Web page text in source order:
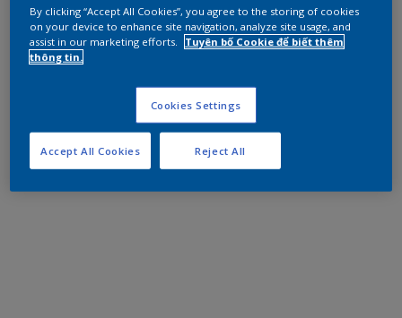
By clicking “Accept All Cookies”, you agree to the storing of cookies
on your device to enhance site navigation, analyze site usage, and
assist in our marketing efforts.
Tuyên bố Cookie để biết thêm
thông tin.
Cookies Settings
Reject All
Accept All Cookies